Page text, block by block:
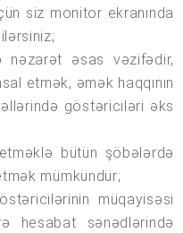
siz monitor ekranında
nəzarət əsas vəzifədir,
etmək, əmək haqqının
göstəriciləri əks
bütün şöbələrdə
mümkündür;
müqayisəsi
hesabat sənədlərində